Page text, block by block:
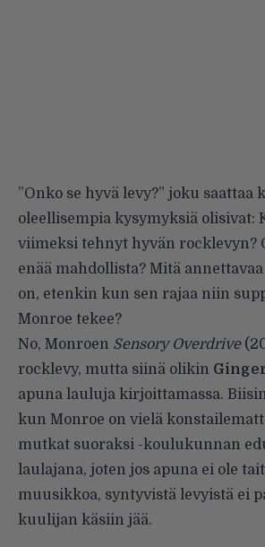
”Onko se hyvä levy?” joku saattaa
oleellisempia kysymyksiä olisivat:
viimeksi tehnyt hyvän rocklevyn?
enää mahdollista? Mitä
on, etenkin kun sen rajaa niin
Monroe tekee?
No, Monroen Sensory Overdrive
rocklevy, mutta siinä olikin
apuna lauluja kirjoittamassa.
kun Monroe on vielä
mutkat suoraksi -koulukunnan
laulajana, joten jos apuna ei ole
muusikkoa, syntyvistä levyistä ei
kuulijan käsiin jää.